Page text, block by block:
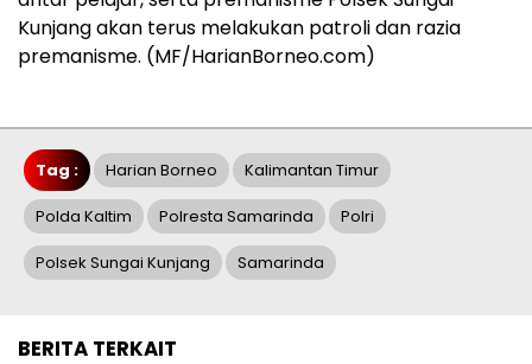
Kunjang akan terus melakukan patroli dan razia
premanisme. (MF/HarianBorneo.com)
Tag : Harian Borneo Kalimantan Timur
Polda Kaltim Polresta Samarinda Polri
Polsek Sungai Kunjang Samarinda
BERITA TERKAIT